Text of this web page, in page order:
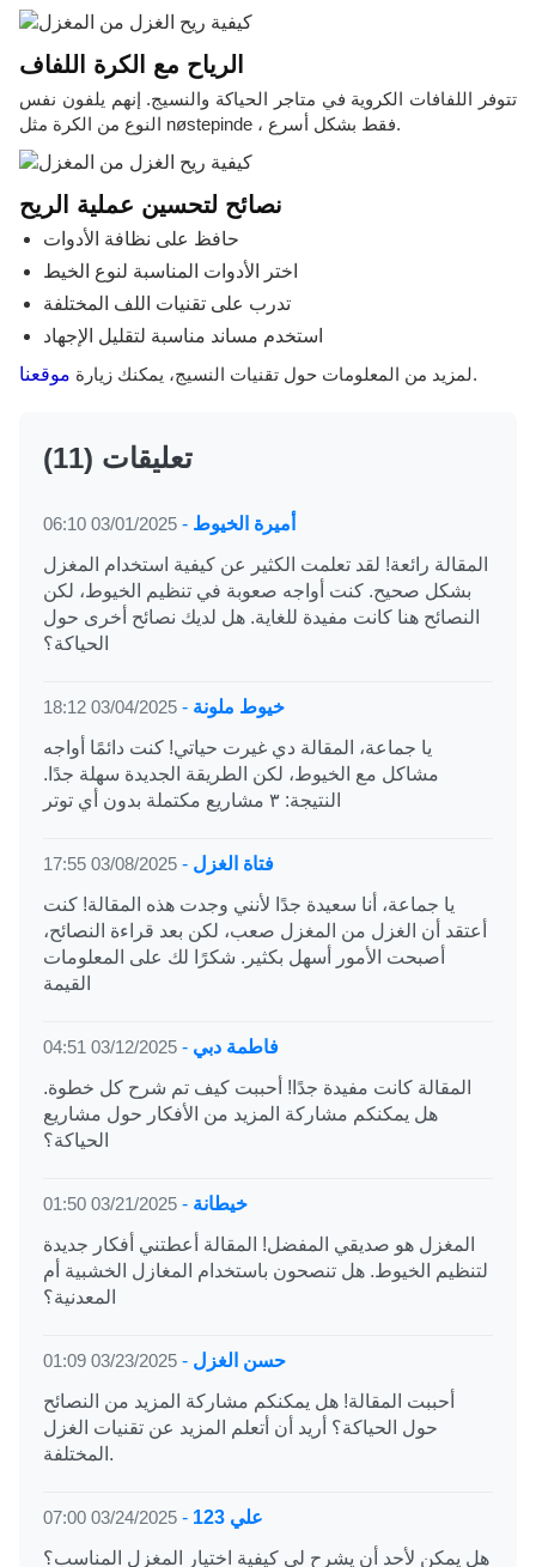
الرياح مع الكرة اللفاف
تتوفر اللفافات الكروية في متاجر الحياكة والنسيج. إنهم يلفون نفس
النوع من الكرة مثل nøstepinde ، فقط بشكل أسرع.
نصائح لتحسين عملية الريح
حافظ على نظافة الأدوات
اختر الأدوات المناسبة لنوع الخيط
تدرب على تقنيات اللف المختلفة
استخدم مساند مناسبة لتقليل الإجهاد
لمزيد من المعلومات حول تقنيات النسيج، يمكنك زيارة موقعنا .
(11) تعليقات
أميرة الخيوط -
03/01/2025 06:10
المقالة رائعة! لقد تعلمت الكثير عن كيفية استخدام المغزل
بشكل صحيح. كنت أواجه صعوبة في تنظيم الخيوط، لكن
النصائح هنا كانت مفيدة للغاية. هل لديك نصائح أخرى حول
الحياكة؟
خيوط ملونة -
03/04/2025 18:12
يا جماعة، المقالة دي غيرت حياتي! كنت دائمًا أواجه
مشاكل مع الخيوط، لكن الطريقة الجديدة سهلة جدًا.
النتيجة: ٣ مشاريع مكتملة بدون أي توتر
فتاة الغزل -
03/08/2025 17:55
يا جماعة، أنا سعيدة جدًا لأنني وجدت هذه المقالة! كنت
أعتقد أن الغزل من المغزل صعب، لكن بعد قراءة النصائح،
أصبحت الأمور أسهل بكثير. شكرًا لك على المعلومات
القيمة
فاطمة دبي -
03/12/2025 04:51
المقالة كانت مفيدة جدًا! أحببت كيف تم شرح كل خطوة.
هل يمكنكم مشاركة المزيد من الأفكار حول مشاريع
الحياكة؟
خيطانة -
03/21/2025 01:50
المغزل هو صديقي المفضل! المقالة أعطتني أفكار جديدة
لتنظيم الخيوط. هل تنصحون باستخدام المغازل الخشبية أم
المعدنية؟
حسن الغزل -
03/23/2025 01:09
أحببت المقالة! هل يمكنكم مشاركة المزيد من النصائح
حول الحياكة؟ أريد أن أتعلم المزيد عن تقنيات الغزل
المختلفة.
علي 123 -
03/24/2025 07:00
هل يمكن لأحد أن يشرح لي كيفية اختيار المغزل المناسب؟